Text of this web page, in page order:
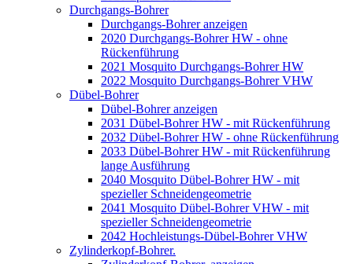
Durchgangs-Bohrer
Durchgangs-Bohrer anzeigen
2020 Durchgangs-Bohrer HW - ohne
Rückenführung
2021 Mosquito Durchgangs-Bohrer HW
2022 Mosquito Durchgangs-Bohrer VHW
Dübel-Bohrer
Dübel-Bohrer anzeigen
2031 Dübel-Bohrer HW - mit Rückenführung
2032 Dübel-Bohrer HW - ohne Rückenführung
2033 Dübel-Bohrer HW - mit Rückenführung
lange Ausführung
2040 Mosquito Dübel-Bohrer HW - mit
spezieller Schneidengeometrie
2041 Mosquito Dübel-Bohrer VHW - mit
spezieller Schneidengeometrie
2042 Hochleistungs-Dübel-Bohrer VHW
Zylinderkopf-Bohrer.